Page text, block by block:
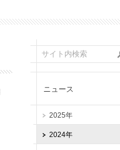
ニュース
2025年
2024年